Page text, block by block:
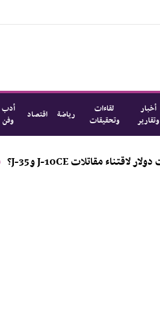
أخبار
وتقارير
لقاءات
وتحقيقات
رياضة اقتصاد
أدب
وفن